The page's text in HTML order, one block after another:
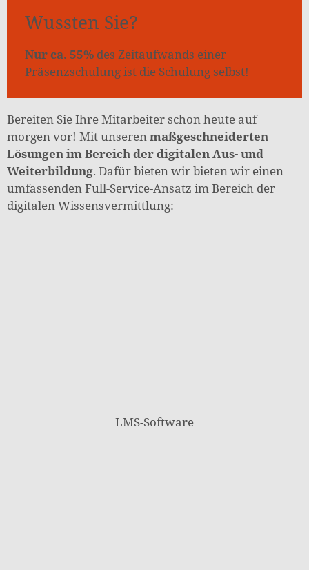
Wussten Sie?
Nur ca. 55%des Zeitaufwands einer
Präsenzschulung ist die Schulung selbst!
Bereiten Sie Ihre Mitarbeiter schon heute auf
morgen vor! Mit unseren maßgeschneiderten
Lösungen im Bereich der digitalen Aus- und
Weiterbildung. Dafür bieten wir bieten wir einen
umfassenden Full-Service-Ansatz im Bereich der
digitalen Wissensvermittlung:
LMS-Software